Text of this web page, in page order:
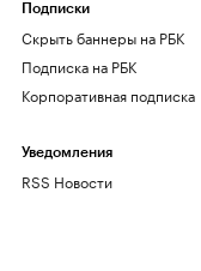
Подписки
Скрыть баннеры на РБК
Подписка на РБК
Корпоративная подписка
Уведомления
RSS Новости